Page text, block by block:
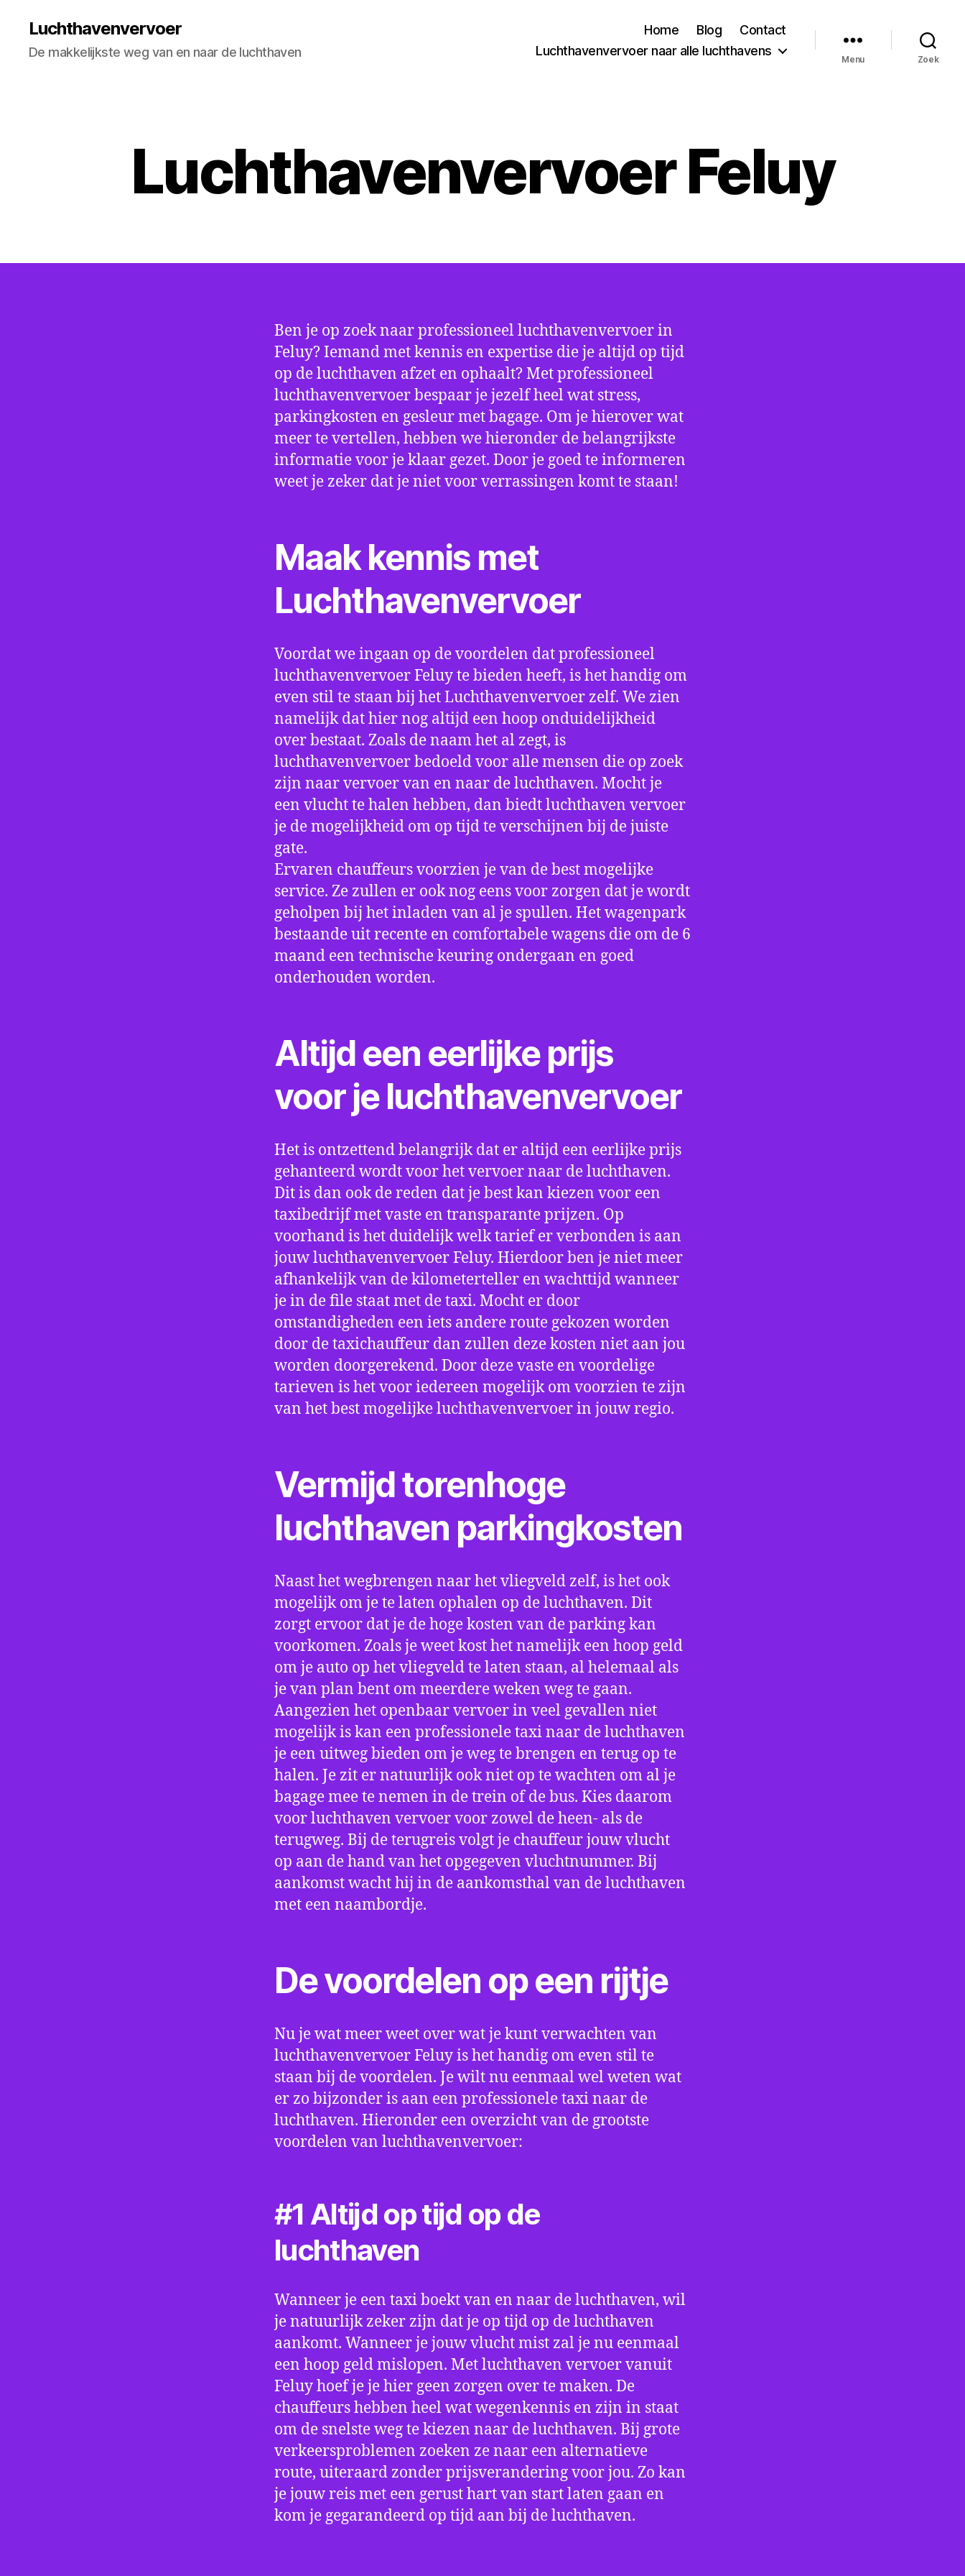
Luchthavenvervoer
De makkelijkste weg van en naar de luchthaven
Home Blog
Contact
Luchthavenvervoer naar alle luchthavens
Menu Zoek
Luchthavenvervoer Feluy
Ben je op zoek naar professioneel luchthavenvervoer in
Feluy? Iemand met kennis en expertise die je altijd op tijd
op de luchthaven afzet en ophaalt? Met professioneel
luchthavenvervoer bespaar je jezelf heel wat stress,
parkingkosten en gesleur met bagage. Om je hierover wat
meer te vertellen, hebben we hieronder de belangrijkste
informatie voor je klaar gezet. Door je goed te informeren
weet je zeker dat je niet voor verrassingen komt te staan!
Maak kennis met
Luchthavenvervoer
Voordat we ingaan op de voordelen dat professioneel
luchthavenvervoer Feluy te bieden heeft, is het handig om
even stil te staan bij het Luchthavenvervoer zelf. We zien
namelijk dat hier nog altijd een hoop onduidelijkheid
over bestaat. Zoals de naam het al zegt, is
luchthavenvervoer bedoeld voor alle mensen die op zoek
zijn naar vervoer van en naar de luchthaven. Mocht je
een vlucht te halen hebben, dan biedt luchthaven vervoer
je de mogelijkheid om op tijd te verschijnen bij de juiste
gate.
Ervaren chauffeurs voorzien je van de best mogelijke
service. Ze zullen er ook nog eens voor zorgen dat je wordt
geholpen bij het inladen van al je spullen. Het wagenpark
bestaande uit recente en comfortabele wagens die om de 6
maand een technische keuring ondergaan en goed
onderhouden worden.
Altijd een eerlijke prijs
voor je luchthavenvervoer
Het is ontzettend belangrijk dat er altijd een eerlijke prijs
gehanteerd wordt voor het vervoer naar de luchthaven.
Dit is dan ook de reden dat je best kan kiezen voor een
taxibedrijf met vaste en transparante prijzen. Op
voorhand is het duidelijk welk tarief er verbonden is aan
jouw luchthavenvervoer Feluy. Hierdoor ben je niet meer
afhankelijk van de kilometerteller en wachttijd wanneer
je in de file staat met de taxi. Mocht er door
omstandigheden een iets andere route gekozen worden
door de taxichauffeur dan zullen deze kosten niet aan jou
worden doorgerekend. Door deze vaste en voordelige
tarieven is het voor iedereen mogelijk om voorzien te zijn
van het best mogelijke luchthavenvervoer in jouw regio.
Vermijd torenhoge
luchthaven parkingkosten
Naast het wegbrengen naar het vliegveld zelf, is het ook
mogelijk om je te laten ophalen op de luchthaven. Dit
zorgt ervoor dat je de hoge kosten van de parking kan
voorkomen. Zoals je weet kost het namelijk een hoop geld
om je auto op het vliegveld te laten staan, al helemaal als
je van plan bent om meerdere weken weg te gaan.
Aangezien het openbaar vervoer in veel gevallen niet
mogelijk is kan een professionele taxi naar de luchthaven
je een uitweg bieden om je weg te brengen en terug op te
halen. Je zit er natuurlijk ook niet op te wachten om al je
bagage mee te nemen in de trein of de bus. Kies daarom
voor luchthaven vervoer voor zowel de heen- als de
terugweg. Bij de terugreis volgt je chauffeur jouw vlucht
op aan de hand van het opgegeven vluchtnummer. Bij
aankomst wacht hij in de aankomsthal van de luchthaven
met een naambordje.
De voordelen op een rijtje
Nu je wat meer weet over wat je kunt verwachten van
luchthavenvervoer Feluy is het handig om even stil te
staan bij de voordelen. Je wilt nu eenmaal wel weten wat
er zo bijzonder is aan een professionele taxi naar de
luchthaven. Hieronder een overzicht van de grootste
voordelen van luchthavenvervoer:
#1 Altijd op tijd op de
luchthaven
Wanneer je een taxi boekt van en naar de luchthaven, wil
je natuurlijk zeker zijn dat je op tijd op de luchthaven
aankomt. Wanneer je jouw vlucht mist zal je nu eenmaal
een hoop geld mislopen. Met luchthaven vervoer vanuit
Feluy hoef je je hier geen zorgen over te maken. De
chauffeurs hebben heel wat wegenkennis en zijn in staat
om de snelste weg te kiezen naar de luchthaven. Bij grote
verkeersproblemen zoeken ze naar een alternatieve
route, uiteraard zonder prijsverandering voor jou. Zo kan
je jouw reis met een gerust hart van start laten gaan en
kom je gegarandeerd op tijd aan bij de luchthaven.